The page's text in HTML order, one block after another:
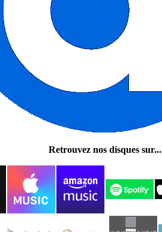
Retrouvez nos disques sur...